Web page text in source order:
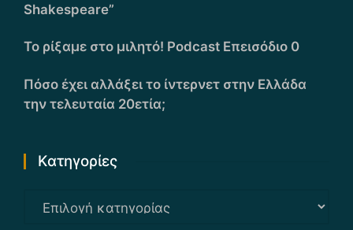
Shakespeare”
Το ρίξαμε στο μιλητό! Podcast Επεισόδιο 0
Πόσο έχει αλλάξει το ίντερνετ στην Ελλάδα
την τελευταία 20ετία;
Kατηγορίες
Kατηγορίες